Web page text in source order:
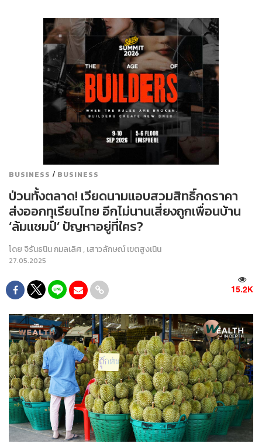
BUSINESS / BUSINESS
ป่วนทั้งตลาด! เวียดนามแอบสวมสิทธิ์กดราคา
ส่งออกทุเรียนไทย อีกไม่นานเสี่ยงถูกเพื่อนบ้าน
‘ล้มแชมป์’ ปัญหาอยู่ที่ใคร?
โดย จิรันธนิน กมลเลิศ, เสาวลักษณ์ เขตสูงเนิน
27.05.2025
15.2K